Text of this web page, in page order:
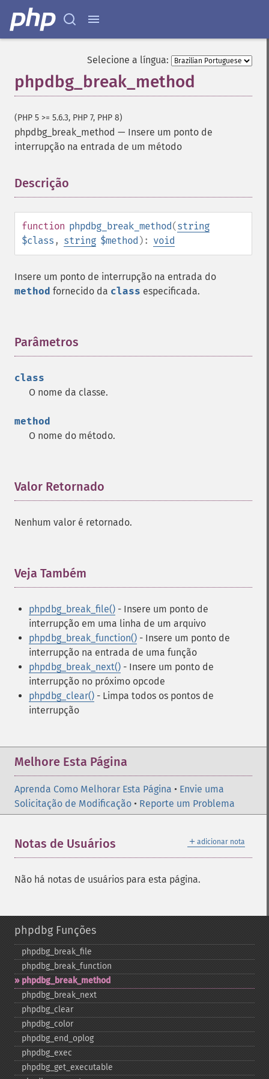
Selecione a língua:
phpdbg_break_method
(PHP 5 >= 5.6.3, PHP 7, PHP 8)
phpdbg_break_method — Insere um ponto de
interrupção na entrada de um método
Descrição
function phpdbg_break_method(string
$class , string $method ): void
Insere um ponto de interrupção na entrada do
method fornecido da class especificada.
Parâmetros
class
O nome da classe.
method
O nome do método.
Valor Retornado
Nenhum valor é retornado.
Veja Também
phpdbg_break_file() - Insere um ponto de
interrupção em uma linha de um arquivo
phpdbg_break_function() - Insere um ponto de
interrupção na entrada de uma função
phpdbg_break_next() - Insere um ponto de
interrupção no próximo opcode
phpdbg_clear() - Limpa todos os pontos de
interrupção
Melhore Esta Página
Aprenda Como Melhorar Esta Página • Envie uma
Solicitação de Modificação • Reporte um Problema
＋ adicionar nota
Notas de Usuários
Não há notas de usuários para esta página.
phpdbg Funções
phpdbg_​break_​file
phpdbg_​break_​function
phpdbg_​break_​method
phpdbg_​break_​next
phpdbg_​clear
phpdbg_​color
phpdbg_​end_​oplog
phpdbg_​exec
phpdbg_​get_​executable